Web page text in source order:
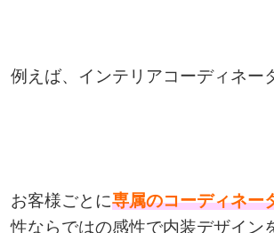
例えば、インテリアコーディネー
お客様ごとに専属のコーディネー
性ならではの感性で内装デザイン